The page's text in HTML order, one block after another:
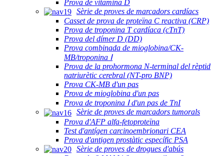
Prova de vitamina D
Sèrie de proves de marcadors cardíacs
Casset de prova de proteïna C reactiva (CRP)
Prova de troponina T cardíaca (cTnT)
Prova del dímer D (DD)
Prova combinada de mioglobina/CK-
MB/troponina Ⅰ
Prova de la prohormona N-terminal del rèptid
natriurètic cerebral (NT-pro BNP)
Prova CK-MB d'un pas
Prova de mioglobina d'un pas
Prova de troponina Ⅰ d'un pas de TnI
Sèrie de proves de marcadors tumorals
Prova d'AFP alfa-fetoproteïna
Test d'antígen carcinoembrionari CEA
Prova d'antigen prostàtic específic PSA
Sèrie de proves de drogues d'abús